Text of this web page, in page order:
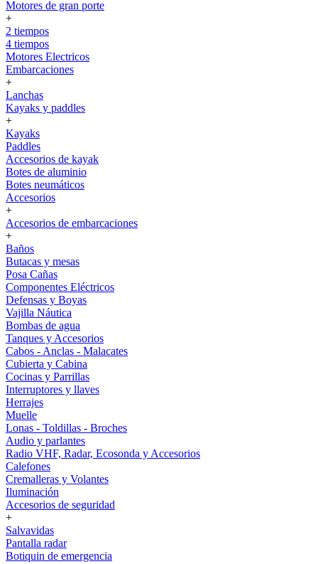
Motores de gran porte
+
2 tiempos
4 tiempos
Motores Electricos
Embarcaciones
+
Lanchas
Kayaks y paddles
+
Kayaks
Paddles
Accesorios de kayak
Botes de aluminio
Botes neumáticos
Accesorios
+
Accesorios de embarcaciones
+
Baños
Butacas y mesas
Posa Cañas
Componentes Eléctricos
Defensas y Boyas
Vajilla Náutica
Bombas de agua
Tanques y Accesorios
Cabos - Anclas - Malacates
Cubierta y Cabina
Cocinas y Parrillas
Interruptores y llaves
Herrajes
Muelle
Lonas - Toldillas - Broches
Audio y parlantes
Radio VHF, Radar, Ecosonda y Accesorios
Calefones
Cremalleras y Volantes
Iluminación
Accesorios de seguridad
+
Salvavidas
Pantalla radar
Botiquin de emergencia